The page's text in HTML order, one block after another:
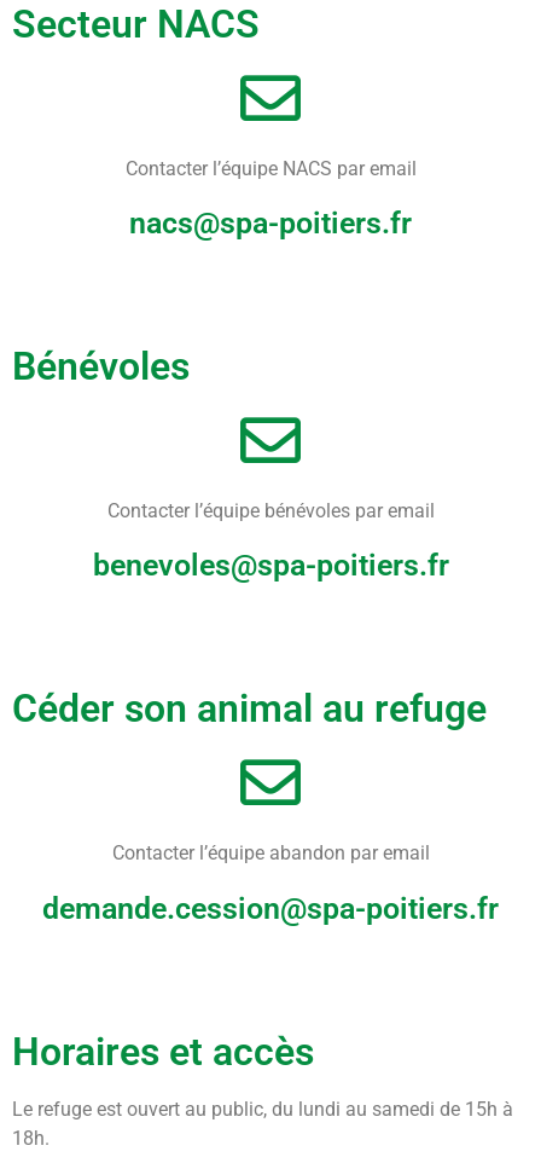
Secteur NACS
Contacter l’équipe NACS par email
nacs@spa-poitiers.fr
Bénévoles
Contacter l’équipe bénévoles par email
benevoles@spa-poitiers.fr
Céder son animal au refuge
Contacter l’équipe abandon par email
demande.cession@spa-poitiers.fr
Horaires et accès
Le refuge est ouvert au public, du lundi au samedi de 15h à
18h.